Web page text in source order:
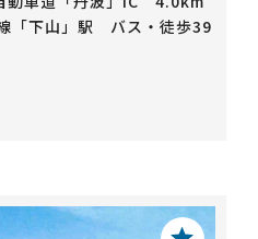
「下山」駅 バス・徒歩39